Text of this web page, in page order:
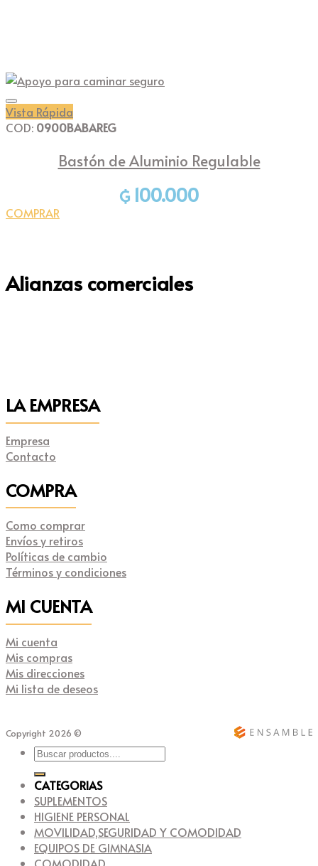
Vista Rápida
COD: 0900BABAREG
Bastón de Aluminio Regulable
₲ 100.000
COMPRAR
Alianzas comerciales
LA EMPRESA
Empresa
Contacto
COMPRA
Como comprar
Envíos y retiros
Políticas de cambio
Términos y condiciones
MI CUENTA
Mi cuenta
Mis compras
Mis direcciones
Mi lista de deseos
Copyright 2026 ©
Buscar
por:
CATEGORIAS
SUPLEMENTOS
HIGIENE PERSONAL
MOVILIDAD,SEGURIDAD Y COMODIDAD
EQUIPOS DE GIMNASIA